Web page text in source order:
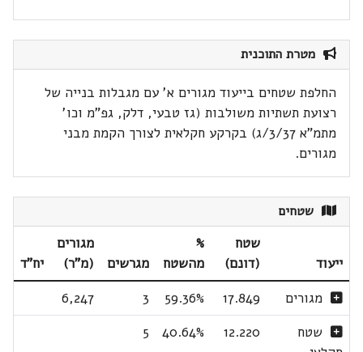
מטרת התוכנית
החלפת שטחים בייעוד מגורים א' עם מגבלות בנייה של
רצועת תשתיות משולבות (גז טבעי, דלק, גפ"מ וכו'
מתמ"א 3/37/ג) בקרקע חקלאית לצורך הקמת מבני
מגורים.
שטחים
ייעוד
שטח
(דונם)
%
מהשטח
מגרשים
מגורים
(מ"ר)
יח"ד
מגורים
17.849
59.36%
3
6,247
שטח
12.220
40.64%
5